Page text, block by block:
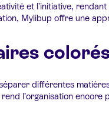
et l’initiative,
Mylibup offre une
différentes
l’organisation